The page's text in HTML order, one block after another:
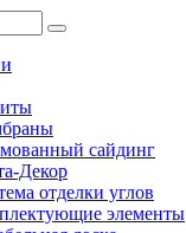
сайдинг
Декор
отделки углов
элементы